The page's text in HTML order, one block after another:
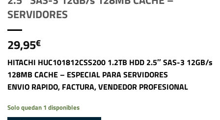
SERVIDORES
29,95€
HITACHI HUC101812CSS200 1.2TB HDD 2.5″ SAS-3 12GB/s
128MB CACHE – ESPECIAL PARA SERVIDORES
ENVIO RAPIDO, FACTURA, VENDEDOR PROFESIONAL
Solo quedan 1 disponibles